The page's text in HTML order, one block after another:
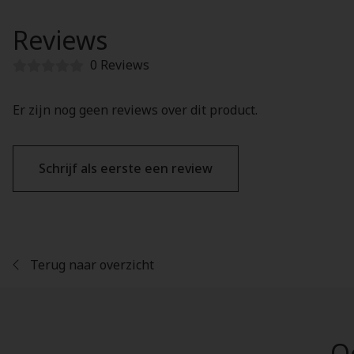
Reviews
0 Reviews
Er zijn nog geen reviews over dit product.
Schrijf als eerste een review
Terug naar overzicht